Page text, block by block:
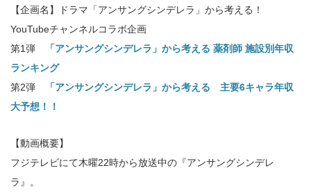
【企画名】ドラマ「アンサングシンデレラ」から考える！
YouTubeチャンネルコラボ企画
第1弾
「アンサングシンデレラ」から考える 薬剤師 施設別年収
ランキング
第2弾
「アンサングシンデレラ」から考える 主要6キャラ年収
大予想！！
【動画概要】
フジテレビにて木曜22時から放送中の『アンサングシンデレ
ラ』。